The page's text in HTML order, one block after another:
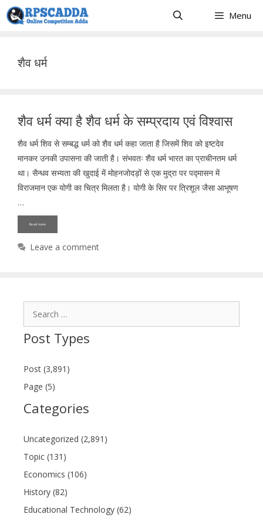
Skip
to
Menu
शैव धर्म
शैव धर्म क्या है शैव धर्म के सम्प्रदाय एवं विश्वास
शैव धर्म शिव से सम्बद्ध धर्म को शैव धर्म कहा जाता है जिसमें शिव को इष्टदेव
मानकर उनकी उपासना की जाती है। संभवतः शैव धर्म भारत का प्राचीनतम धर्म
था। सैन्धव सभ्यता की खुदाई में मोहनजोदड़ों से एक मुद्रा पर पद्मासन में
विराजमान एक योगी का चित्र मिलता है। योगी के सिर पर त्रिशूल जैसा आभूषण
…
Read more
Leave a comment
Post Types
Post (3,891)
Page (5)
Categories
Uncategorized (2,891)
Topic (131)
Economics (106)
History (82)
Educational Technology (62)